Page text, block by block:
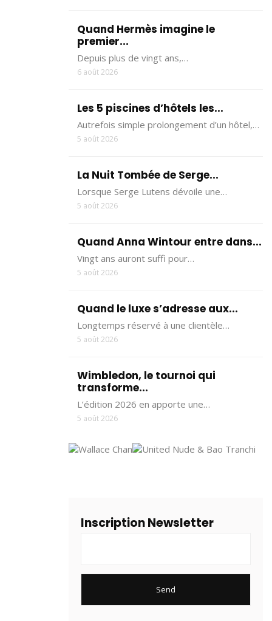
Quand Hermès imagine le
premier...
Depuis plus de vingt ans,…
6 août 2026
Les 5 piscines d’hôtels les...
Autrefois simple prolongement d’un hôtel,…
5 août 2026
La Nuit Tombée de Serge...
Lorsque Serge Lutens dévoile une…
5 août 2026
Quand Anna Wintour entre dans...
Vingt ans auront suffi pour…
5 août 2026
Quand le luxe s’adresse aux...
Longtemps réservé à une clientèle…
5 août 2026
Wimbledon, le tournoi qui
transforme...
L’édition 2026 en apporte une…
5 août 2026
Inscription Newsletter